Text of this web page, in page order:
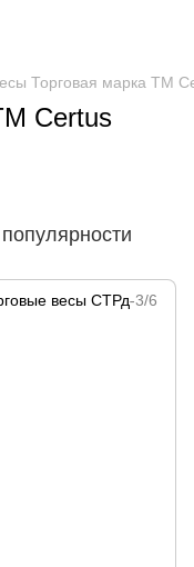
Торговая марка ТМ
Certus